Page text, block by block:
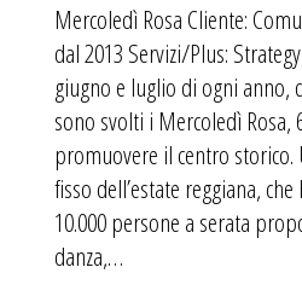
Mercoledì Rosa Cliente:
dal 2013 Servizi/Plus:
giugno e luglio di ogni anno,
sono svolti i Mercoledì Rosa,
promuovere il centro
fisso dell’estate reggiana,
10.000 persone a serata
danza,…